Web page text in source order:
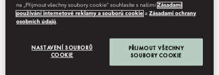
Book Table
Tahir is a dialogue between Levantine and Italy. It brings
together the vibrant flavours of the Levant with subtle Italian
na „Přijmout všechny soubory cookie“ souhlasíte s našimiZásadami
používání internetové reklamy a souborů cookie aZásadami ochrany
osobních údajů.
NASTAVENÍ SOUBORŮ
COOKIE
PŘIJMOUT VŠECHNY
SOUBORY COOKIE